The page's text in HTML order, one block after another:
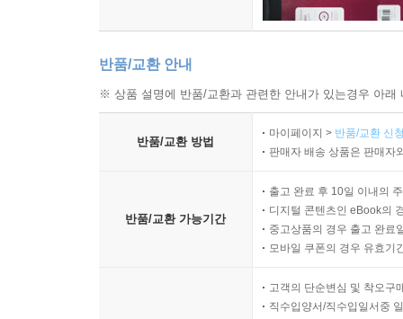
반품/교환 안내
※ 상품 설명에 반품/교환과 관련한 안내가 있는경우 아
반품/교환 방법
마이페이지 > 반품/교환 신
판매자 배송 상품은 판매자
반품/교환 가능기간
출고 완료 후 10일 이내의
디지털 콘텐츠인 eBook의
중고상품의 경우 출고 완료
모바일 쿠폰의 경우 유효기
고객의 단순변심 및 착오구
직수입양서/직수입일서중